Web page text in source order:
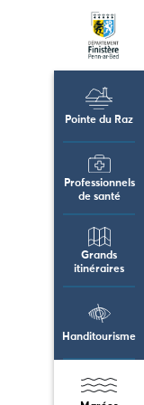
Pointe du Raz
Professionnels
de santé
Grands
itinéraires
Handitourisme